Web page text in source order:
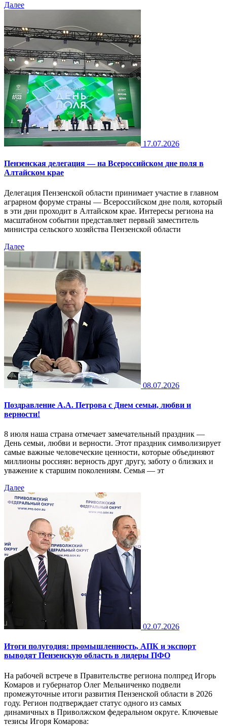
Далее
17.07.2026
Пензенская делегация — на Всероссийском дне поля в
Алтайском крае
Делегация Пензенской области принимает участие в главном
аграрном форуме страны — Всероссийском дне поля, который
в эти дни проходит в Алтайском крае. Интересы региона на
масштабном событии представляет первый заместитель
министра сельского хозяйства Пензенской области
Далее
08.07.2026
Поздравление А.А. Петрова с Днем семьи, любви и
верности!
8 июля наша страна отмечает замечательный праздник —
День семьи, любви и верности. Этот праздник символизирует
самые важные человеческие ценности, которые объединяют
миллионы россиян: верность друг другу, заботу о близких и
уважение к старшим поколениям. Семья — эт
Далее
02.07.2026
Итоги полугодия: промышленность, АПК и экспорт
выводят Пензенскую область в лидеры ПФО
На рабочей встрече в Правительстве региона полпред Игорь
Комаров и губернатор Олег Мельниченко подвели
промежуточные итоги развития Пензенской области в 2026
году. Регион подтверждает статус одного из самых
динамичных в Приволжском федеральном округе. Ключевые
тезисы Игоря Комарова: